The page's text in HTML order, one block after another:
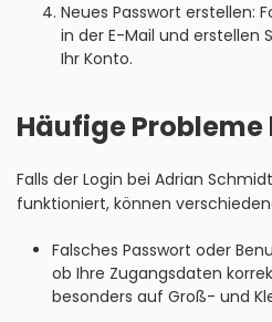
Neues Passwort erstellen:
in der E-Mail und erstellen
Ihr Konto.
Häufige Probleme
Falls der Login bei Adrian Schmidt
funktioniert, können
Falsches Passwort oder
ob Ihre Zugangsdaten
besonders auf Groß- und